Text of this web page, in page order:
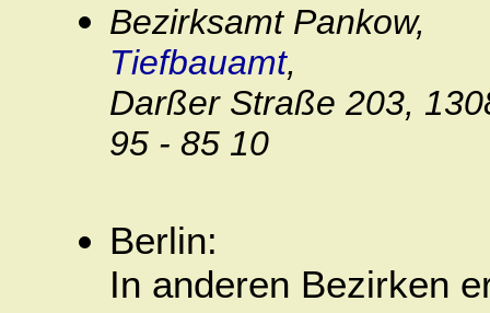
Bezirksamt Pankow,
Tiefbauamt,
Darßer Straße 203,
95 - 85 10
Berlin:
In anderen Bezirken